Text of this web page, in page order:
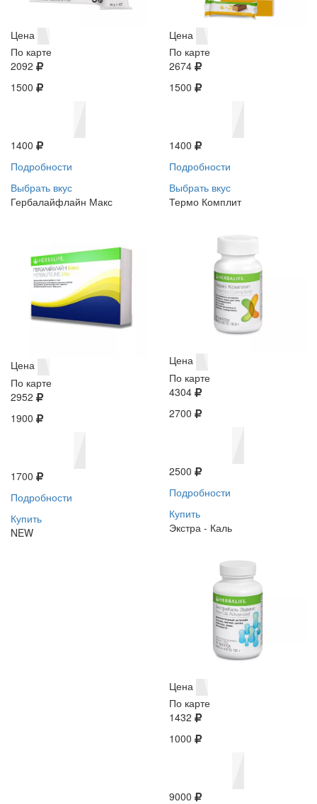
Цена
По карте
2092
1500
1400
Подробности
Выбрать вкус
Цена
По карте
2674
1500
1400
Подробности
Выбрать вкус
Гербалайфлайн Макс
Цена
По карте
2952
1900
1700
Подробности
Купить
NEW
Термо Комплит
Цена
По карте
4304
2700
2500
Подробности
Купить
Экстра - Каль
Цена
По карте
1432
1000
9000